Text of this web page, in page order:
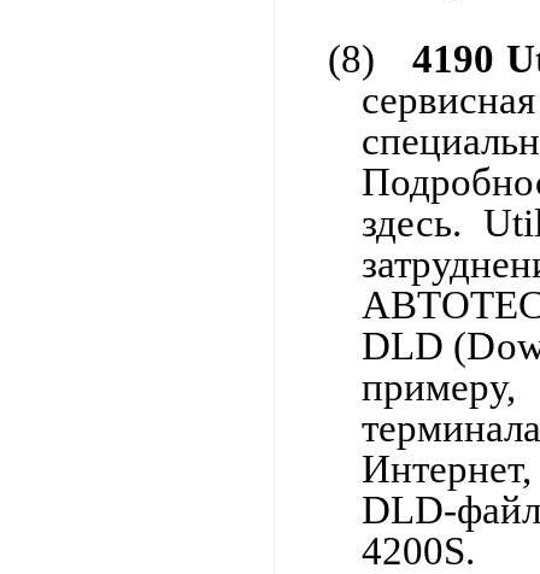
(8)
4190
здесь.
DLD (
DLD-
4200S.